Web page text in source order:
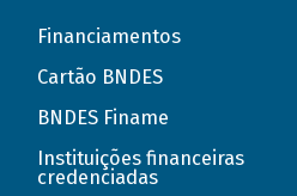
Financiamentos
Cartão BNDES
BNDES Finame
Instituições financeiras
credenciadas